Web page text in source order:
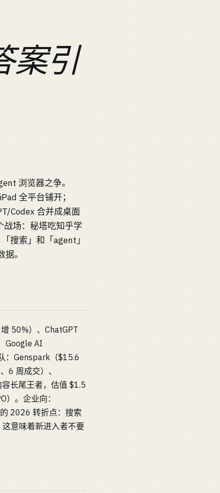
案引
浏览器之争。
全平台铺开；
Codex 合并成桌面
战场：秘塔吃知乎学
搜索」和「agent」
。
50%）、ChatGPT
Google AI
：Genspark（$15.6
6 周成交）、
长尾王者，估值 $1.5
。企业向：
2026 转折点：搜索
意味着新进入者不要